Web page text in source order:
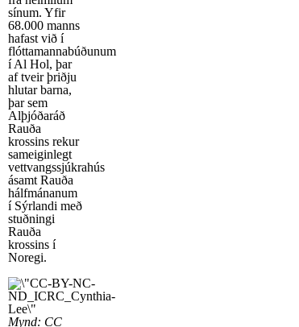
sínum. Yfir
68.000 manns
hafast við í
flóttamannabúðunum
í Al Hol, þar
af tveir þriðju
hlutar barna,
þar sem
Alþjóðaráð
Rauða
krossins rekur
sameiginlegt
vettvangssjúkrahús
ásamt Rauða
hálfmánanum
í Sýrlandi með
stuðningi
Rauða
krossins í
Noregi.
Mynd: CC